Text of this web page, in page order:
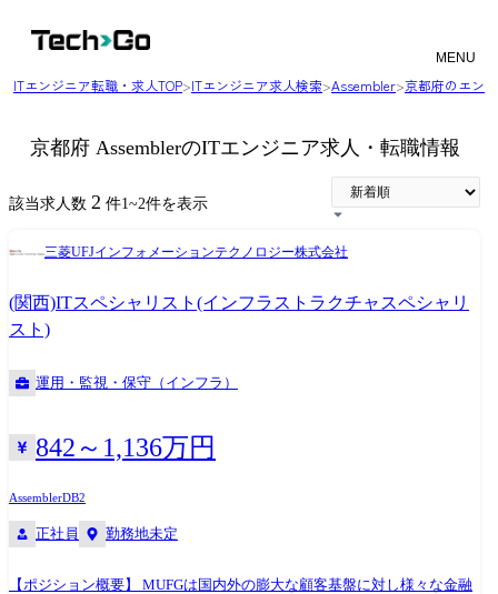
MENU
ITエンジニア転職・求人TOP>ITエンジニア求人検索>Assembler>京都府のエン
京都府 AssemblerのITエンジニア求人・転職情報
該当求人数 2 件1~2件を表示
三菱UFJインフォメーションテクノロジー株式会社
(関西)ITスペシャリスト(インフラストラクチャスペシャリ
スト)
運用・監視・保守（インフラ）
842～1,136万円
AssemblerDB2
正社員 勤務地未定
【ポジション概要】 MUFGは国内外の膨大な顧客基盤に対し様々な金融